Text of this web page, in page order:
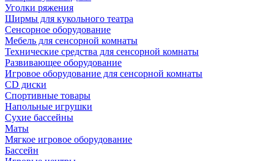
Уголки ряжения
Ширмы для кукольного театра
Сенсорное оборудование
Мебель для сенсорной комнаты
Технические средства для сенсорной комнаты
Развивающее оборудование
Игровое оборудование для сенсорной комнаты
CD диски
Спортивные товары
Напольные игрушки
Сухие бассейны
Маты
Мягкое игровое оборудование
Бассейн